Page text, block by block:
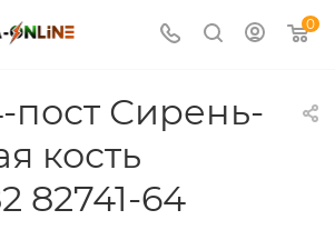
0
пост Сирень-
кость
82741-64